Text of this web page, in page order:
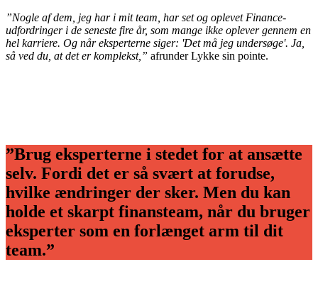
”Nogle af dem, jeg har i mit team, har set og oplevet Finance-
udfordringer i de seneste fire år, som mange ikke oplever gennem en
hel karriere. Og når eksperterne siger: 'Det må jeg undersøge'. Ja,
så ved du, at det er komplekst,” afrunder Lykke sin pointe.
”Brug eksperterne i stedet for at ansætte
selv. Fordi det er så svært at forudse,
hvilke ændringer der sker. Men du kan
holde et skarpt finansteam, når du bruger
eksperter som en forlænget arm til dit
team.”